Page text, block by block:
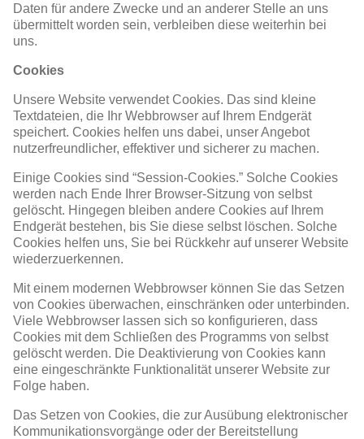
Daten für andere Zwecke und an anderer Stelle an uns
übermittelt worden sein, verbleiben diese weiterhin bei
uns.
Cookies
Unsere Website verwendet Cookies. Das sind kleine
Textdateien, die Ihr Webbrowser auf Ihrem Endgerät
speichert. Cookies helfen uns dabei, unser Angebot
nutzerfreundlicher, effektiver und sicherer zu machen.
Einige Cookies sind “Session-Cookies.” Solche Cookies
werden nach Ende Ihrer Browser-Sitzung von selbst
gelöscht. Hingegen bleiben andere Cookies auf Ihrem
Endgerät bestehen, bis Sie diese selbst löschen. Solche
Cookies helfen uns, Sie bei Rückkehr auf unserer Website
wiederzuerkennen.
Mit einem modernen Webbrowser können Sie das Setzen
von Cookies überwachen, einschränken oder unterbinden.
Viele Webbrowser lassen sich so konfigurieren, dass
Cookies mit dem Schließen des Programms von selbst
gelöscht werden. Die Deaktivierung von Cookies kann
eine eingeschränkte Funktionalität unserer Website zur
Folge haben.
Das Setzen von Cookies, die zur Ausübung elektronischer
Kommunikationsvorgänge oder der Bereitstellung